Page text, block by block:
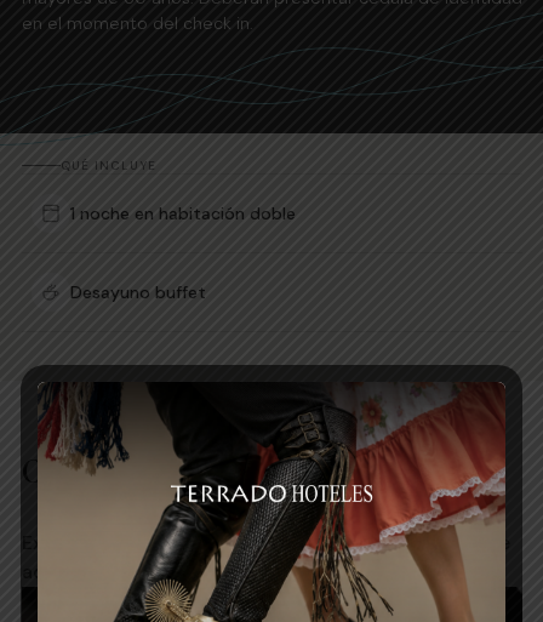
en el momento del check in.
QUÉ INCLUYE
1 noche en habitación doble
Desayuno buffet
Otras promociones
Explora nuestras promociones y elige la que mejor se
adapte a tu próxima experiencia.